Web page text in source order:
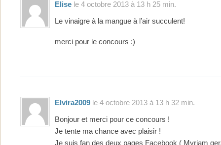
Elise le 4 octobre 2013 à 13 h 25 min.
Le vinaigre à la mangue à l’air succulent!
merci pour le concours :)
Elvira2009 le 4 octobre 2013 à 13 h 32 min.
Bonjour et merci pour ce concours !
Je tente ma chance avec plaisir !
Je suis fan des deux pages Facebook ( Myriam